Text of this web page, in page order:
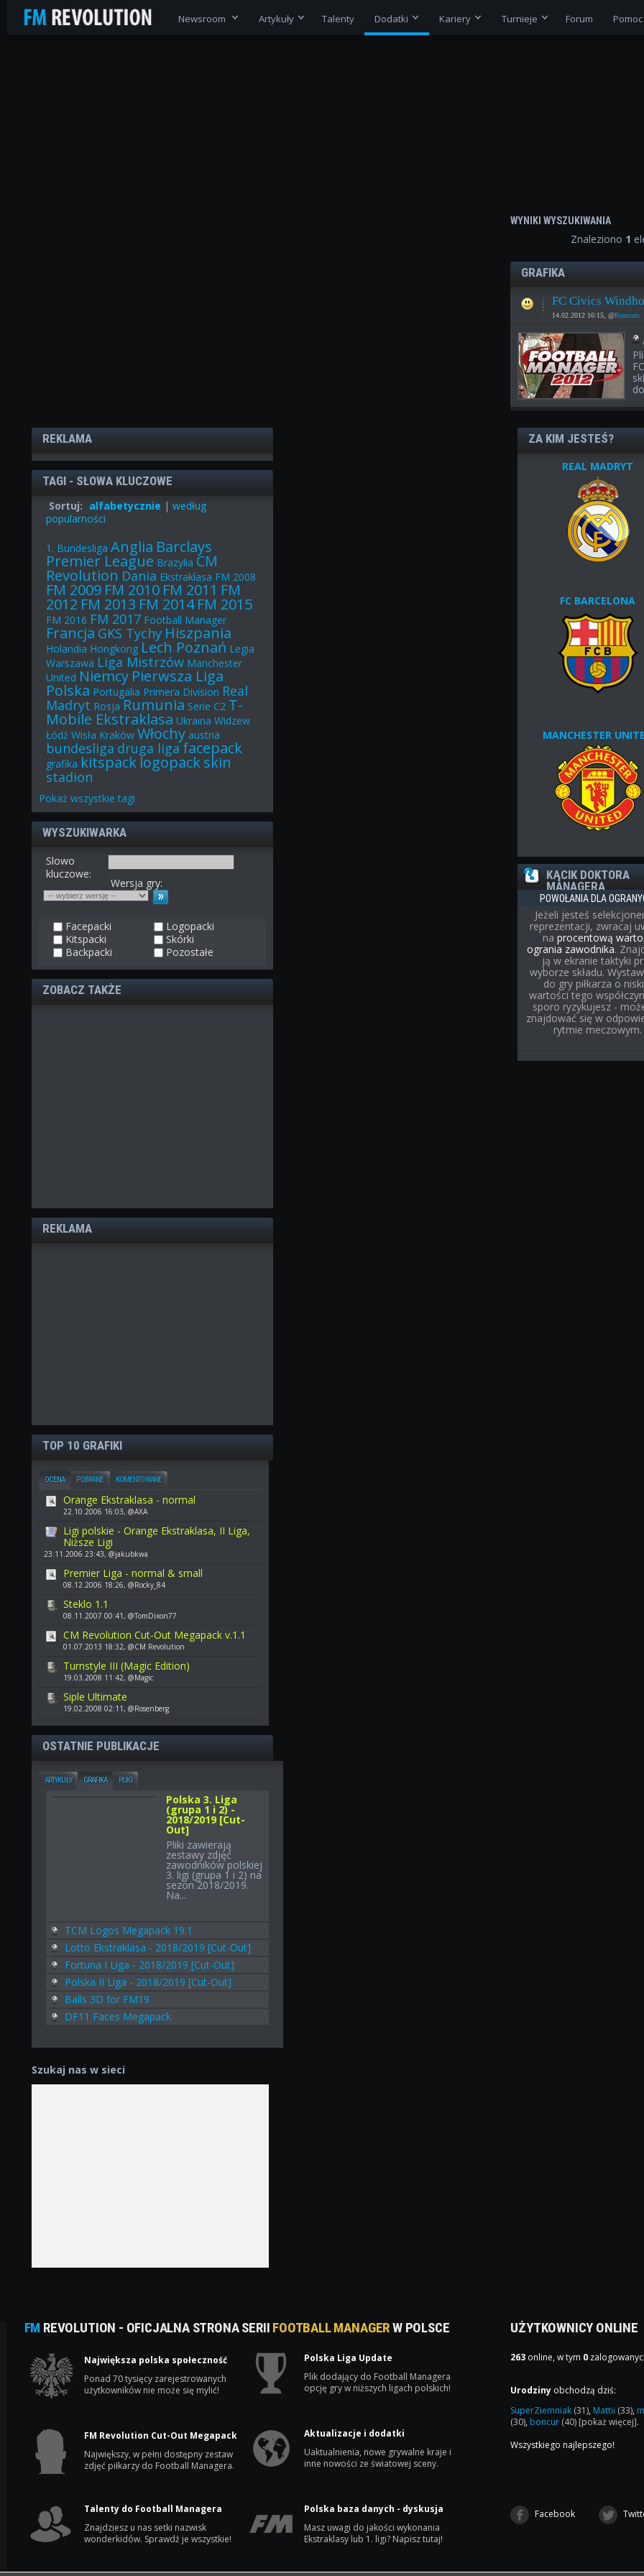
Newsroom Artykuły Talenty Dodatki Kariery Turnieje Forum Pomoc
WYNIKI WYSZUKIWANIA
Znaleziono 1
GRAFIKA
FC Civics
14.02.2012 16:15, @Rumcais
REKLAMA
TAGI - SŁOWA KLUCZOWE
Sortuj: alfabetycznie | według
popularności
1. Bundesliga Anglia Barclays
Premier League Brazylia CM
Revolution Dania Ekstraklasa FM 2008
FM 2009 FM 2010 FM 2011 FM
2012 FM 2013 FM 2014 FM 2015
FM 2016 FM 2017 Football Manager
Francja GKS Tychy Hiszpania
Holandia Hongkong Lech Poznań Legia
Warszawa Liga Mistrzów Manchester
United Niemcy Pierwsza Liga
Polska Portugalia Primera Division Real
Madryt Rosja Rumunia Serie C2 T-
Mobile Ekstraklasa Ukraina Widzew
Łódź Wisła Kraków Włochy austria
bundesliga druga liga facepack
grafika kitspacklogopack skin
stadion
Pokaż wszystkie tagi
WYSZUKIWARKA
Slowo
kluczowe:
Wersja gry:
Facepacki
Logopacki
Kitspacki
Skórki
Backpacki
Pozostałe
ZOBACZ TAKŻE
REKLAMA
TOP 10 GRAFIKI
OCENA POBRANE KOMENTOWANE
Orange Ekstraklasa - normal
22.10.2006 16:03, @AXA
Ligi polskie - Orange Ekstraklasa, II Liga,
Niższe Ligi
23.11.2006 23:43, @jakubkwa
Premier Liga - normal & small
08.12.2006 18:26, @Rocky_84
Steklo 1.1
08.11.2007 00:41, @TomDixon77
CM Revolution Cut-Out Megapack v.1.1
01.07.2013 18:32, @CM Revolution
Turnstyle III (Magic Edition)
19.03.2008 11:42, @Magic
Siple Ultimate
19.02.2008 02:11, @Rosenberg
OSTATNIE PUBLIKACJE
ARTYKUŁY GRAFIKA PLIKI
Polska 3. Liga
(grupa 1 i 2) -
2018/2019 [Cut-
Out]
Pliki zawierają
zestawy zdjęć
zawodników polskiej
3. ligi (grupa 1 i 2) na
sezon 2018/2019.
Na...
TCM Logos Megapack 19.1
Lotto Ekstraklasa - 2018/2019 [Cut-Out]
Fortuna I Liga - 2018/2019 [Cut-Out]
Polska II Liga - 2018/2019 [Cut-Out]
Balls 3D for FM19
DF11 Faces Megapack
Szukaj nas w sieci
ZA KIM JESTEŚ?
REAL MADRYT
FC BARCELONA
MANCHESTER
KĄCIK DOKTORA
MANAGERA
POWOŁANIA DLA
Jeżeli jesteś
reprezentacji, zwracaj
na procentową
ogrania zawodnika.
ją w ekranie taktyki
wyborze składu.
do gry piłkarza o
wartości tego
sporo ryzykujesz -
znajdować się w
rytmie meczowym.
FM REVOLUTION - OFICJALNA STRONA SERII FOOTBALL MANAGERW POLSCE
Największa polska społeczność
Ponad 70 tysięcy zarejestrowanych
użytkowników nie może się mylić!
Polska Liga Update
Plik dodający do Football Managera
opcję gry w niższych ligach polskich!
FM Revolution Cut-Out Megapack
Największy, w pełni dostępny zestaw
zdjęć piłkarzy do Football Managera.
Aktualizacje i dodatki
Uaktualnienia, nowe grywalne kraje i
inne nowości ze światowej sceny.
Talenty do Football Managera
Znajdziesz u nas setki nazwisk
wonderkidów. Sprawdź je wszystkie!
Polska baza danych - dyskusja
Masz uwagi do jakości wykonania
Ekstraklasy lub 1. ligi? Napisz tutaj!
UŻYTKOWNICY ONLINE
263 online, w tym 0
Urodziny obchodzą dziś:
SuperZiemniak (31), Mattii (33),
(30), boncur (40) [pokaż więcej].
Wszystkiego najlepszego!
Facebook